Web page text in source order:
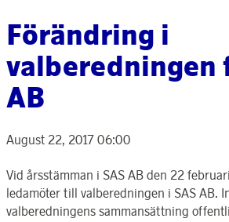
Förändring i
valberedningen
AB
August 22, 2017 06:00
Vid årsstämman i SAS AB den 22
ledamöter till valberedningen i SAS AB.
valberedningens sammansättning